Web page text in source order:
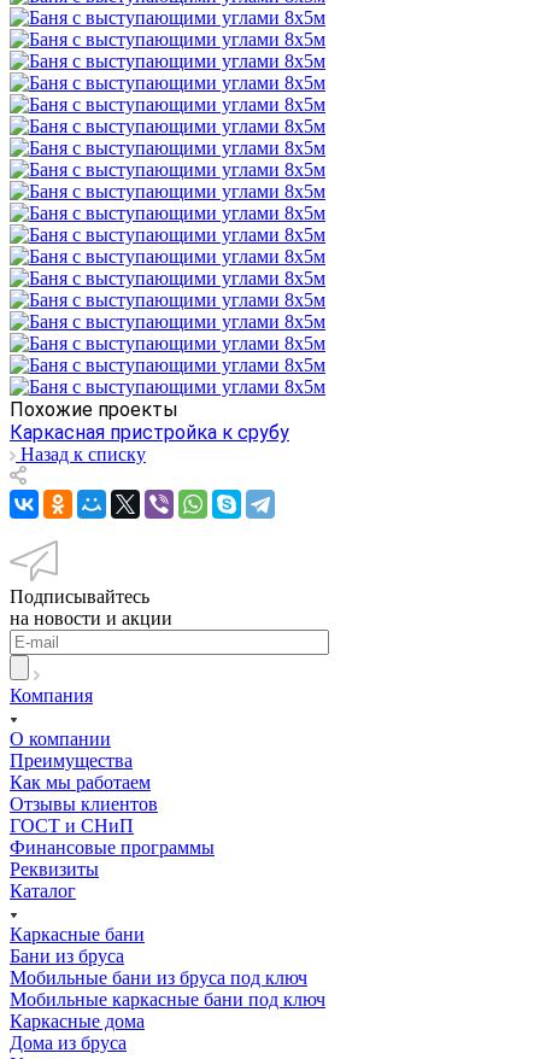
Похожие проекты
Каркасная пристройка к срубу
Назад к списку
Подписывайтесь
на новости и акции
Компания
О компании
Преимущества
Как мы работаем
Отзывы клиентов
ГОСТ и СНиП
Финансовые программы
Реквизиты
Каталог
Каркасные бани
Бани из бруса
Мобильные бани из бруса под ключ
Мобильные каркасные бани под ключ
Каркасные дома
Дома из бруса